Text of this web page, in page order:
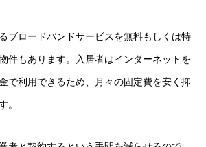
ブロードバンドサービスを無料もしくは特
件もあります。入居者はインターネットを
で利用できるため、月々の固定費を安く抑
。